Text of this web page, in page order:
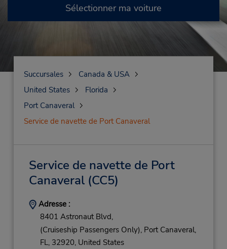
Sélectionner ma voiture
Succursales
Canada & USA
United States
Florida
Port Canaveral
Service de navette de Port Canaveral
Service de navette de Port
Canaveral(CC5)
Adresse :
8401 Astronaut Blvd,
(Cruiseship Passengers Only), Port Canaveral,
FL, 32920, United States